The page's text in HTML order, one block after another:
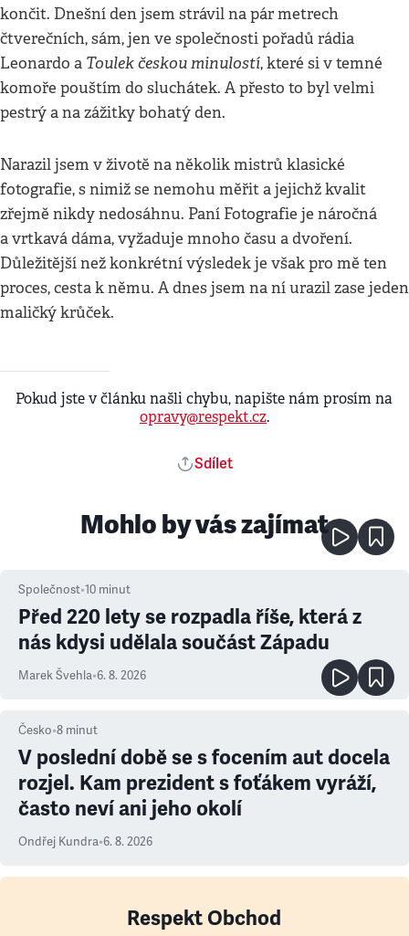
končit. Dnešní den jsem strávil na pár metrech
čtverečních, sám, jen ve společnosti pořadů rádia
Leonardo a Toulek českou minulostí, které si v temné
komoře pouštím do sluchátek. A přesto to byl velmi
pestrý a na zážitky bohatý den.
Narazil jsem v životě na několik mistrů klasické
fotografie, s nimiž se nemohu měřit a jejichž kvalit
zřejmě nikdy nedosáhnu. Paní Fotografie je náročná
a vrtkavá dáma, vyžaduje mnoho času a dvoření.
Důležitější než konkrétní výsledek je však pro mě ten
proces, cesta k němu. A dnes jsem na ní urazil zase jeden
maličký krůček.
Pokud jste v článku našli chybu, napište nám prosím na
opravy@respekt.cz.
Sdílet
Mohlo by vás zajímat
Společnost•10 minut
Před 220 lety se rozpadla říše, která z
nás kdysi udělala součást Západu
Marek Švehla•6. 8. 2026
Česko•8 minut
V poslední době se s focením aut docela
rozjel. Kam prezident s foťákem vyráží,
často neví ani jeho okolí
Ondřej Kundra•6. 8. 2026
Respekt Obchod